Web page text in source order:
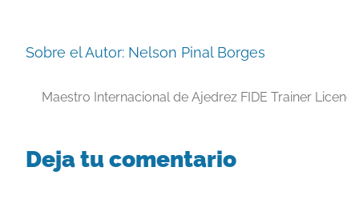
Sobre el Autor: Nelson Pinal Borges
Maestro Internacional de Ajedrez FIDE Trainer
Deja tu comentario